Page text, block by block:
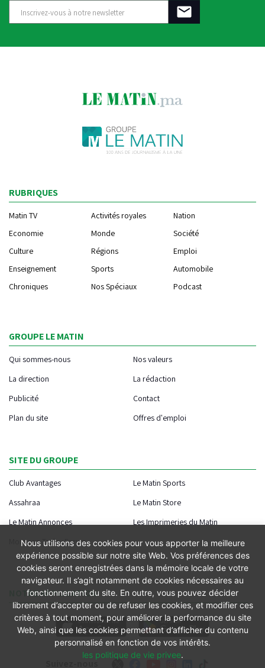
Suivez-nous
RUBRIQUES
Matin TV Activités royales
Nation
Economie
Monde
Société
Culture
Régions
Emploi
Enseignement
Sports
Automobile
Chroniques
Nos Spéciaux Podcast
GROUPE LE MATIN
Qui sommes-nous
Nos valeurs
La direction
La rédaction
Publicité
Contact
Plan du site
Offres d'emploi
SITE DU GROUPE
Club Avantages
Le Matin Sports
Assahraa
Le Matin Store
Le Matin Annonces
Les Imprimeries du Matin
Morocco Today Forum
NOTRE APPLICATION
Nous utilisons des cookies pour vous apporter la meilleure
expérience possible sur notre site Web. Vos préférences des
cookies seront enregistrées dans la mémoire locale de votre
navigateur. Il s’agit notamment de cookies nécessaires au
fonctionnement du site. En outre, vous pouvez décider
librement d’accepter ou de refuser les cookies, et modifier ces
critères à tout moment, pour améliorer la performance du site
Web, ainsi que les cookies permettant d’afficher du contenu
personnalisé en fonction de vos intérêts.
les politique de vie privee.